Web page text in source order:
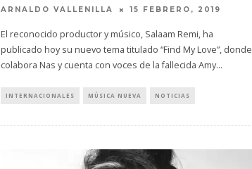
ARNALDO VALLENILLA 15 FEBRERO, 2019
El reconocido productor y músico, Salaam Remi, ha
publicado hoy su nuevo tema titulado “Find My Love”, donde
colabora Nas y cuenta con voces de la fallecida Amy...
INTERNACIONALES MÚSICA NUEVA NOTICIAS